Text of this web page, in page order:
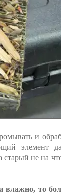
и
элемент
не на
влажно, то